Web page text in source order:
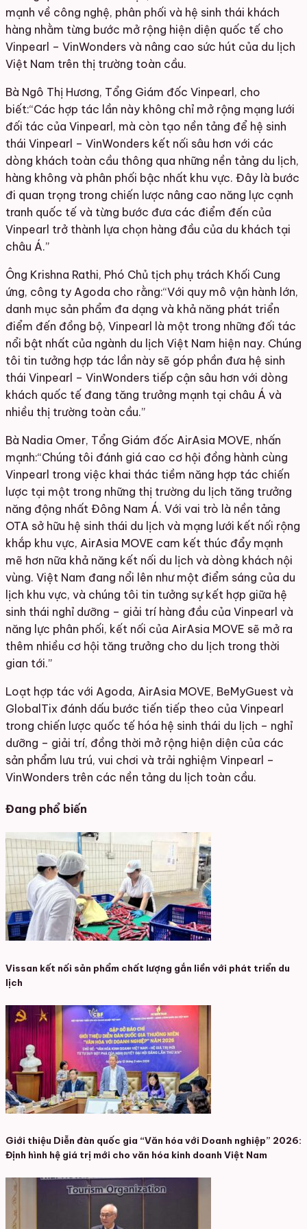
mạnh về công nghệ, phân phối và hệ sinh thái khách
hàng nhằm từng bước mở rộng hiện diện quốc tế cho
Vinpearl – VinWonders và nâng cao sức hút của du lịch
Việt Nam trên thị trường toàn cầu.
Bà Ngô Thị Hương, Tổng Giám đốc Vinpearl, cho
biết:“Các hợp tác lần này không chỉ mở rộng mạng lưới
đối tác của Vinpearl, mà còn tạo nền tảng để hệ sinh
thái Vinpearl – VinWonders kết nối sâu hơn với các
dòng khách toàn cầu thông qua những nền tảng du lịch,
hàng không và phân phối bậc nhất khu vực. Đây là bước
đi quan trọng trong chiến lược nâng cao năng lực cạnh
tranh quốc tế và từng bước đưa các điểm đến của
Vinpearl trở thành lựa chọn hàng đầu của du khách tại
châu Á.”
Ông Krishna Rathi, Phó Chủ tịch phụ trách Khối Cung
ứng, công ty Agoda cho rằng:“Với quy mô vận hành lớn,
danh mục sản phẩm đa dạng và khả năng phát triển
điểm đến đồng bộ, Vinpearl là một trong những đối tác
nổi bật nhất của ngành du lịch Việt Nam hiện nay. Chúng
tôi tin tưởng hợp tác lần này sẽ góp phần đưa hệ sinh
thái Vinpearl – VinWonders tiếp cận sâu hơn với dòng
khách quốc tế đang tăng trưởng mạnh tại châu Á và
nhiều thị trường toàn cầu.”
Bà Nadia Omer, Tổng Giám đốc AirAsia MOVE, nhấn
mạnh:“Chúng tôi đánh giá cao cơ hội đồng hành cùng
Vinpearl trong việc khai thác tiềm năng hợp tác chiến
lược tại một trong những thị trường du lịch tăng trưởng
năng động nhất Đông Nam Á. Với vai trò là nền tảng
OTA sở hữu hệ sinh thái du lịch và mạng lưới kết nối rộng
khắp khu vực, AirAsia MOVE cam kết thúc đẩy mạnh
mẽ hơn nữa khả năng kết nối du lịch và dòng khách nội
vùng. Việt Nam đang nổi lên như một điểm sáng của du
lịch khu vực, và chúng tôi tin tưởng sự kết hợp giữa hệ
sinh thái nghỉ dưỡng – giải trí hàng đầu của Vinpearl và
năng lực phân phối, kết nối của AirAsia MOVE sẽ mở ra
thêm nhiều cơ hội tăng trưởng cho du lịch trong thời
gian tới.”
Loạt hợp tác với Agoda, AirAsia MOVE, BeMyGuest và
GlobalTix đánh dấu bước tiến tiếp theo của Vinpearl
trong chiến lược quốc tế hóa hệ sinh thái du lịch – nghỉ
dưỡng – giải trí, đồng thời mở rộng hiện diện của các
sản phẩm lưu trú, vui chơi và trải nghiệm Vinpearl –
VinWonders trên các nền tảng du lịch toàn cầu.
Đang phổ biến
Vissan kết nối sản phẩm chất lượng gắn liền với phát triển du
lịch
Giới thiệu Diễn đàn quốc gia “Văn hóa với Doanh nghiệp” 2026:
Định hình hệ giá trị mới cho văn hóa kinh doanh Việt Nam